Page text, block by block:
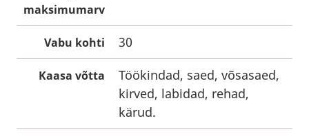
maksimumarv
Vabu kohti 30
Kaasa võtta
Töökindad, saed, võsasaed,
kirved, labidad, rehad,
kärud.